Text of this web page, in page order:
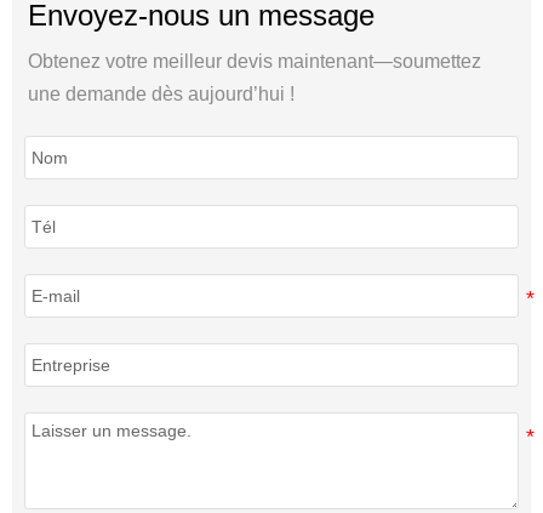
Envoyez-nous un message
Obtenez votre meilleur devis maintenant—soumettez
une demande dès aujourd’hui !